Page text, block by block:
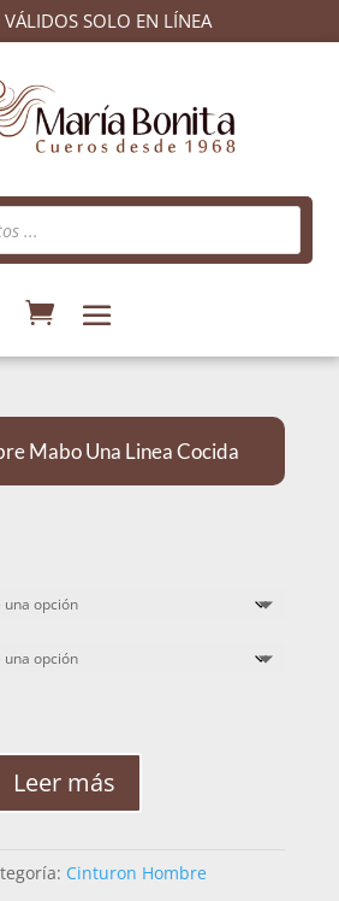
VÁLIDOS SOLO EN LÍNEA
Mabo Una Linea Cocida
Leer más
Cinturon Hombre